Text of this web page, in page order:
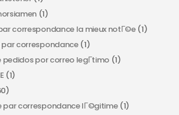
(1)
correspondance la mieux notГ©e(1)
par correspondance(1)
pedidos por correo legГ­timo(1)
(1)
par correspondance lГ©gitime(1)